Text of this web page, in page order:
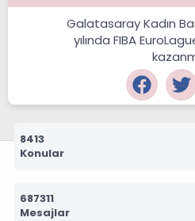
Galatasaray Kadın
yılında FIBA
8413
Konular
687311
Mesajlar